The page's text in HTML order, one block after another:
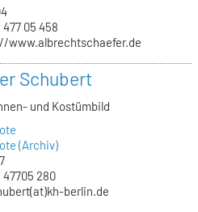
05 458
www.albrechtschaefer.de
Schubert
und Kostümbild
(Archiv)
47705 280
berlin.de